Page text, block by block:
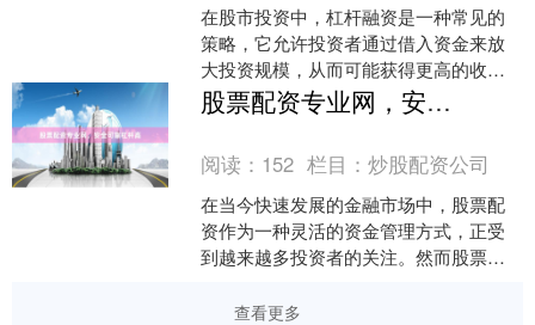
在股市投资中，杠杆融资是一种常见的
策略，它允许投资者通过借入资金来放
大投资规模，从而可能获得更高的收
益。然而股票配资炒股，杠杆融资也伴
随着显著的风险。本文将全面....
股票配资专业网，安全可靠杠杆高
阅读： 152 栏目：炒股配资公司
在当今快速发展的金融市场中，股票配
资作为一种灵活的资金管理方式，正受
到越来越多投资者的关注。然而股票配
如何选择一个既安全可靠、....
查看更多